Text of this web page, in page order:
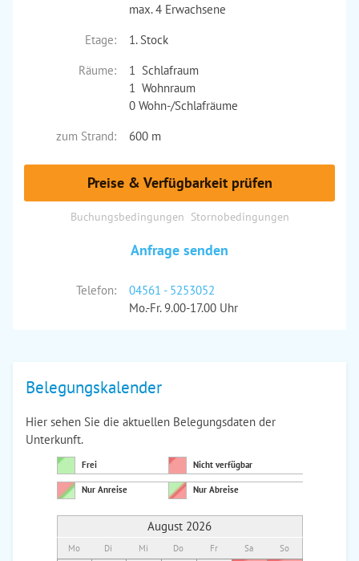
max. 4 Erwachsene
Etage:
1. Stock
Räume:
1 Schlafraum
1 Wohnraum
0 Wohn-/Schlafräume
zum Strand:
600 m
Preise & Verfügbarkeit prüfen
Buchungsbedingungen Stornobedingungen
Anfrage senden
Telefon:
04561 - 5253052
Mo.-Fr. 9.00-17.00 Uhr
Belegungskalender
Hier sehen Sie die aktuellen Belegungsdaten der
Unterkunft.
Frei Nicht verfügbar
Nur Anreise Nur Abreise
August 2026
Mo Di Mi Do Fr Sa So